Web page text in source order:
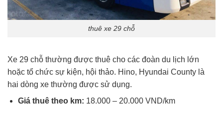
thuê xe 29 chỗ
Xe 29 chỗ thường được thuê cho các đoàn du lịch lớn
hoặc tổ chức sự kiện, hội thảo. Hino, Hyundai County là
hai dòng xe thường được sử dụng.
Giá thuê theo km: 18.000 – 20.000 VND/km